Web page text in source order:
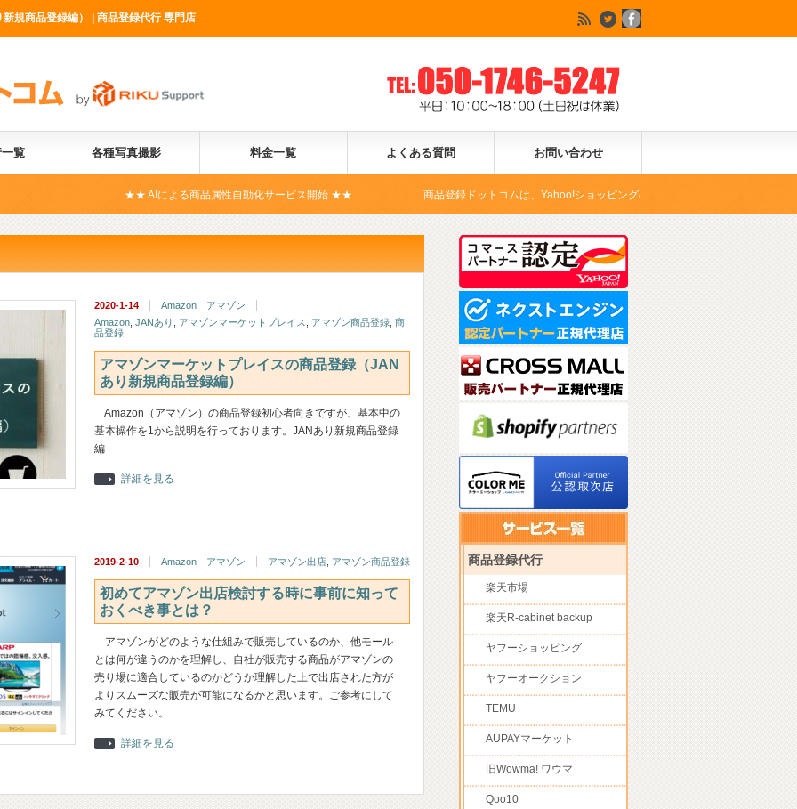
規商品登録編） | 商品登録代行 専門店
覧 各種写真撮影 料金一覧 よくある質問 お問い合わせ
★★ AIによる商品属性自動化サービス開始 ★★ 商品登録ドットコムは、Yahoo!ショッピングの公式コマースパートナーとなります。
2020-1-14
Amazon アマゾン
Amazon JANあり アマゾンマーケットプレイス アマゾン商品登録 商
品登録
アマゾンマーケットプレイスの商品登録（JAN
あり新規商品登録編）
Amazon（アマゾン）の商品登録初心者向きですが、基本中の
基本操作を1から説明を行っております。JANあり新規商品登録
編
詳細を見る
2019-2-10 Amazon アマゾン アマゾン出店 アマゾン商品登録
初めてアマゾン出店検討する時に事前に知って
おくべき事とは？
アマゾンがどのような仕組みで販売しているのか、他モール
とは何が違うのかを理解し、自社が販売する商品がアマゾンの
売り場に適合しているのかどうか理解した上で出店された方が
よりスムーズな販売が可能になるかと思います。ご参考にして
みてください。
詳細を見る
商品登録代行
楽天市場
楽天R-cabinet backup
ヤフーショッピング
ヤフーオークション
TEMU
AUPAYマーケット
旧Wowma! ワウマ
Qoo10